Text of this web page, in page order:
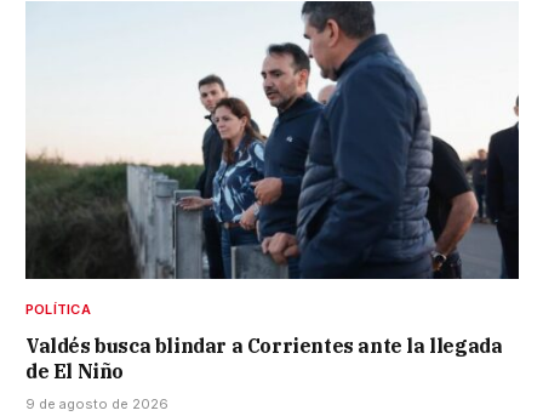
POLÍTICA
Valdés busca blindar a Corrientes ante la llegada
de El Niño
9 de agosto de 2026